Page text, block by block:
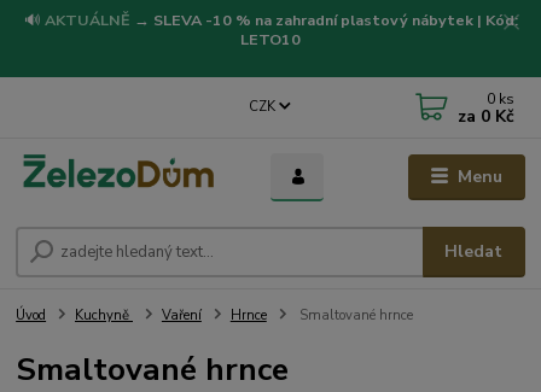
🔊 AKTUÁLNĚ → SLEVA -10 % na zahradní plastový nábytek | Kód:
LETO10
Menu
CZK
Hledat
0 ks
za 0 Kč
Úvod Kuchyně Vaření Hrnce Smaltované hrnce
Smaltované hrnce